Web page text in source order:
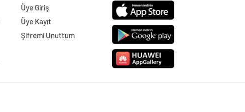
Üye Giriş
Üye Kayıt
Şifremi Unuttum